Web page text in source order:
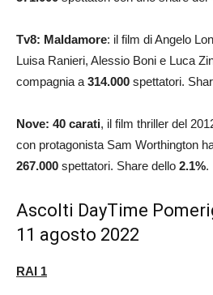
Tv8: Maldamore: il film di Angelo
Luisa Ranieri, Alessio Boni e Luca
compagnia a 314.000 spettatori.
Nove: 40 carati, il film thriller del
con protagonista Sam Worthington
267.000 spettatori. Share dello 2.1%.
Ascolti DayTime
11 agosto 2022
RAI 1